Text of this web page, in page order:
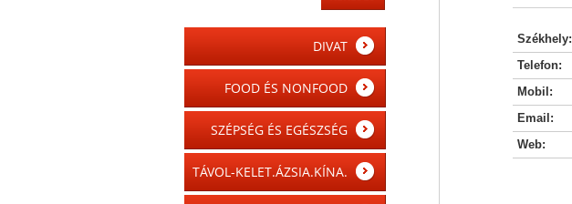
Székhely:
Telefon:
Mobil:
Email:
Web:
DIVAT
FOOD ÉS NONFOOD
SZÉPSÉG ÉS EGÉSZSÉG
TÁVOL-KELET.ÁZSIA.KÍNA.